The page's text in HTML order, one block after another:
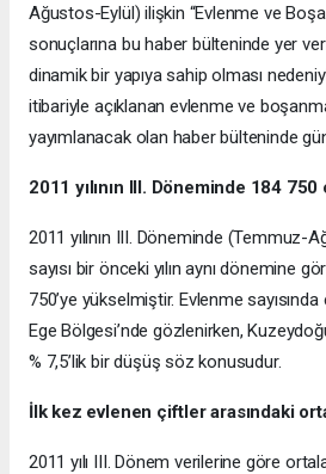
Ağustos-Eylül) ilişkin “Evlenme ve
sonuçlarına bu haber bülteninde yer
dinamik bir yapıya sahip olması
itibariyle açıklanan evlenme ve
yayımlanacak olan haber bülteninde
2011 yılının III. Döneminde 184
2011 yılının III. Döneminde (Temmuz-
sayısı bir önceki yılın aynı dönemine
750’ye yükselmiştir. Evlenme
Ege Bölgesi’nde gözlenirken,
% 7,5’lik bir düşüş söz konusudur.
İlk kez evlenen çiftler arasındaki
2011 yılı III. Dönem verilerine göre